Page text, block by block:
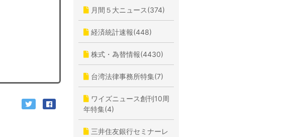
月間５大ニュース(374)
経済統計速報(448)
株式・為替情報(4430)
台湾法律事務所特集(7)
ワイズニュース創刊10周
年特集(4)
三井住友銀行セミナーレ